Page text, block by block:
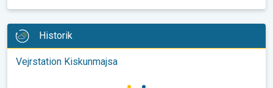
Historik
Vejrstation Kiskunmajsa